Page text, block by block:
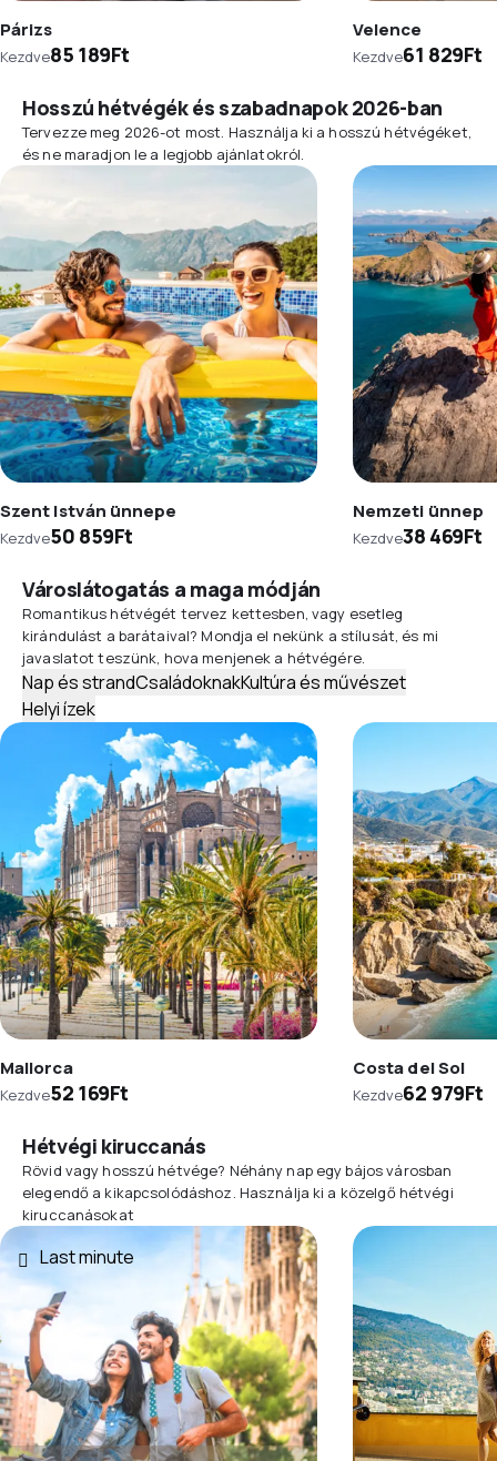
Párizs
Kezdve85 189Ft
Velence
Kezdve61 829Ft
Hosszú hétvégék és szabadnapok 2026-ban
Tervezze meg 2026-ot most. Használja ki a hosszú hétvégéket,
és ne maradjon le a legjobb ajánlatokról.
Szent István ünnepe
Kezdve50 859Ft
Nemzeti ünnep
Kezdve38 469Ft
Városlátogatás a maga módján
Romantikus hétvégét tervez kettesben, vagy esetleg
kirándulást a barátaival? Mondja el nekünk a stílusát, és mi
javaslatot teszünk, hova menjenek a hétvégére.
Nap és strandCsaládoknakKultúra és művészet
Helyi ízek
Mallorca
Kezdve52 169Ft
Costa del Sol
Kezdve62 979Ft
Hétvégi kiruccanás
Rövid vagy hosszú hétvége? Néhány nap egy bájos városban
elegendő a kikapcsolódáshoz. Használja ki a közelgő hétvégi
kiruccanásokat
Last minute